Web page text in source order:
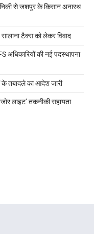
से जशपुर के किसान अनारथ
टैक्स को लेकर विवाद
की नई पदस्थापना
तबादले का आदेश जारी
लाइट’ तकनीकी सहायता